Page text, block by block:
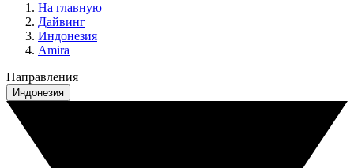
На главную
Дайвинг
Индонезия
Amira
Направления
Индонезия